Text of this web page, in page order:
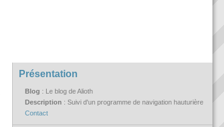
Présentation
Blog : Le blog de Alioth
Description : Suivi d'un programme de navigation hauturière
Contact